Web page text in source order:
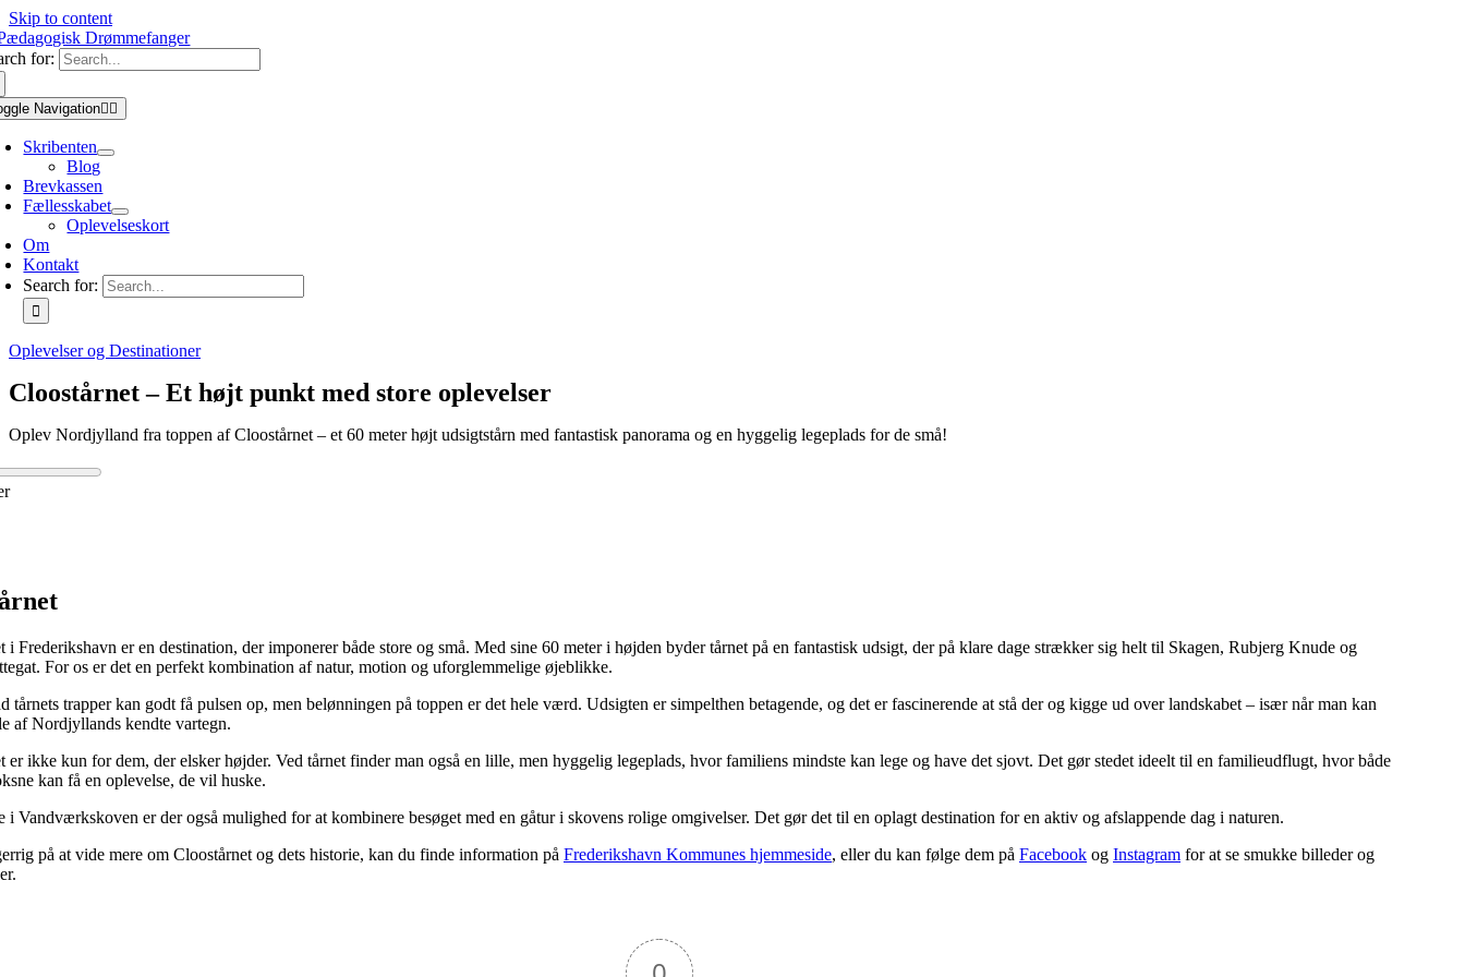
Skip to content
for:
Navigation
Skribenten
Blog
Brevkassen
Fællesskabet
Oplevelseskort
Om
Kontakt
Search for:
Oplevelser og Destinationer
Cloostårnet – Et højt punkt med store oplevelser
Oplev Nordjylland fra toppen af Cloostårnet – et 60 meter højt udsigtstårn med fantastisk panorama og en hyggelig legeplads for de små!
i Frederikshavn er en destination, der imponerer både store og små. Med sine 60 meter i højden byder tårnet på en fantastisk udsigt, der på klare dage strækker sig helt til Skagen, Rubjerg Knude og
For os er det en perfekt kombination af natur, motion og uforglemmelige øjeblikke.
tårnets trapper kan godt få pulsen op, men belønningen på toppen er det hele værd. Udsigten er simpelthen betagende, og det er fascinerende at stå der og kigge ud over landskabet – især når man kan
af Nordjyllands kendte vartegn.
er ikke kun for dem, der elsker højder. Ved tårnet finder man også en lille, men hyggelig legeplads, hvor familiens mindste kan lege og have det sjovt. Det gør stedet ideelt til en familieudflugt, hvor både
kan få en oplevelse, de vil huske.
i Vandværkskoven er der også mulighed for at kombinere besøget med en gåtur i skovens rolige omgivelser. Det gør det til en oplagt destination for en aktiv og afslappende dag i naturen.
på at vide mere om Cloostårnet og dets historie, kan du finde information på Frederikshavn Kommunes hjemmeside, eller du kan følge dem på Facebook og Instagram for at se smukke billeder og